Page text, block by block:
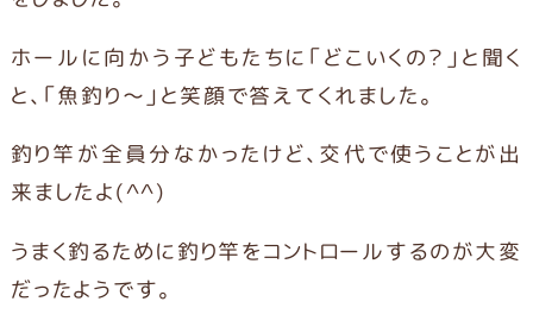
ホールに向かう子どもたちに「どこいくの？」と聞く
と、「魚釣り～」と笑顔で答えてくれました。
釣り竿が全員分なかったけど、交代で使うことが出
来ましたよ(^^)
うまく釣るために釣り竿をコントロールするのが大変
だったようです。